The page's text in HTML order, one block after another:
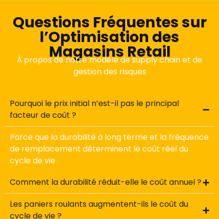
Questions Fréquentes sur
l’Optimisation des
Magasins Retail
À propos de notre modèle de supply chain et de
gestion des risques
Pourquoi le prix initial n’est-il pas le principal
facteur de coût ?
Parce que la durabilité à long terme et la fréquence
de remplacement déterminent le coût réel du
cycle de vie
Comment la durabilité réduit-elle le coût annuel ?
Les paniers roulants augmentent-ils le coût du
cycle de vie ?